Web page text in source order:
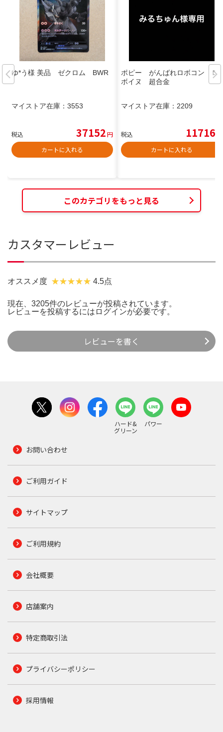
ゆ*う様 美品 ゼクロム BWR
マイストア在庫： 3553
税込 37152円
カートに入れる
ポピー がんばれロボコン ロ
ボイヌ 超合金
マイストア在庫： 2209
税込 11716
カートに入れる
このカテゴリをもっと見る
カスタマーレビュー
オススメ度 4.5点
現在、3205件のレビューが投稿されています。
レビューを投稿するには ログインが必要です。
レビューを書く
ハード&
グリーン
パワー
お問い合わせ
ご利用ガイド
サイトマップ
ご利用規約
会社概要
店舗案内
特定商取引法
プライバシーポリシー
採用情報